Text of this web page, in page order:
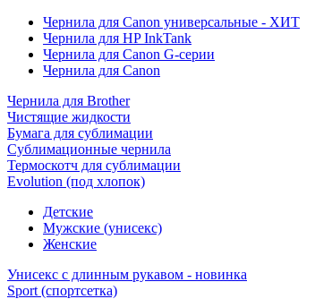
Чернила для Canon универсальные - ХИТ
Чернила для HP InkTank
Чернила для Canon G-серии
Чернила для Canon
Чернила для Brother
Чистящие жидкости
Бумага для сублимации
Сублимационные чернила
Термоскотч для сублимации
Evolution (под хлопок)
Детские
Мужские (унисекс)
Женские
Унисекс с длинным рукавом - новинка
Sport (спортсетка)